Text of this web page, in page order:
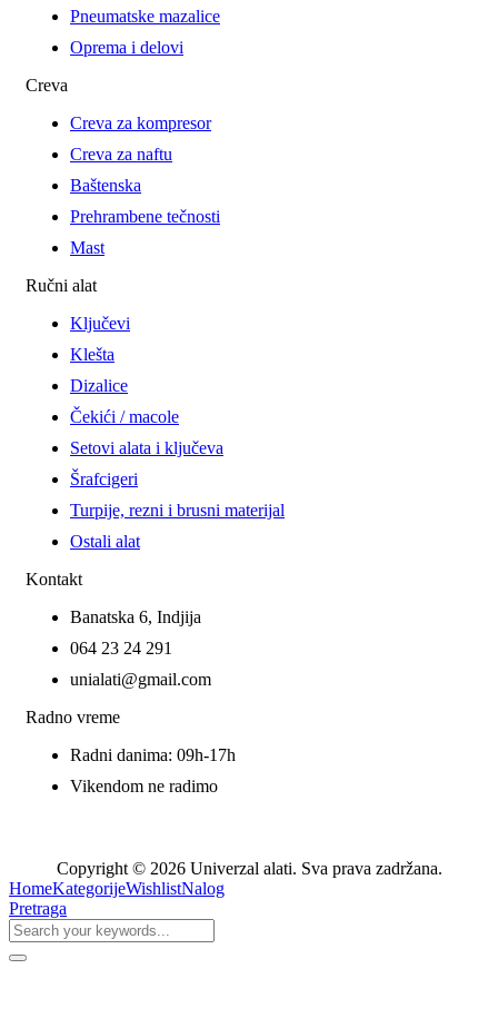
Pneumatske mazalice
Oprema i delovi
Creva
Creva za kompresor
Creva za naftu
Baštenska
Prehrambene tečnosti
Mast
Ručni alat
Ključevi
Klešta
Dizalice
Čekići / macole
Setovi alata i ključeva
Šrafcigeri
Turpije, rezni i brusni materijal
Ostali alat
Kontakt
Banatska 6, Indjija
064 23 24 291
unialati@gmail.com
Radno vreme
Radni danima: 09h-17h
Vikendom ne radimo
Copyright © 2026 Univerzal alati. Sva prava zadržana.
HomeKategorijeWishlistNalog
Pretraga